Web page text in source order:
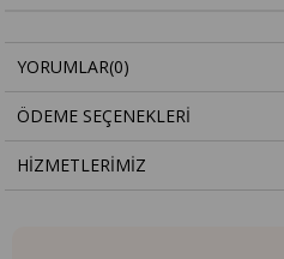
YORUMLAR(0)
ÖDEME SEÇENEKLERI
HIZMETLERIMIZ